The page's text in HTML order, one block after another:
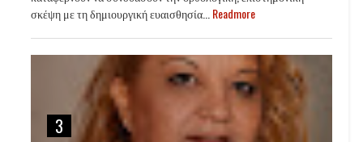
σκέψη με τη δημιουργική ευαισθησία...Readmore
3